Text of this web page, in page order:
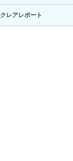
クレアレポート